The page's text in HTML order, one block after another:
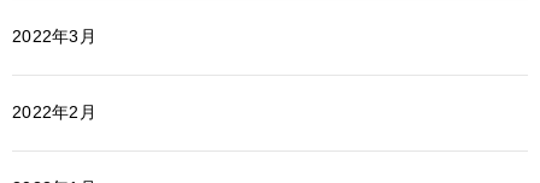
2022年3月
2022年2月